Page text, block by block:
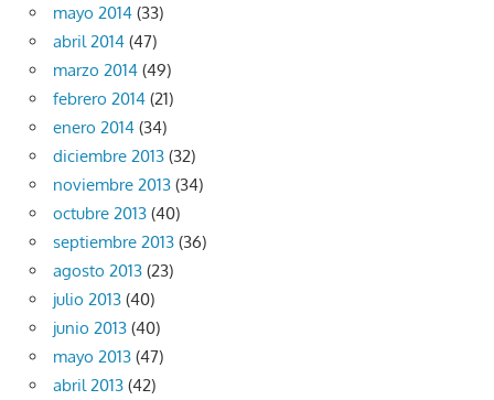
mayo 2014 (33)
abril 2014 (47)
marzo 2014 (49)
febrero 2014 (21)
enero 2014 (34)
diciembre 2013 (32)
noviembre 2013 (34)
octubre 2013 (40)
septiembre 2013 (36)
agosto 2013 (23)
julio 2013 (40)
junio 2013 (40)
mayo 2013 (47)
abril 2013 (42)